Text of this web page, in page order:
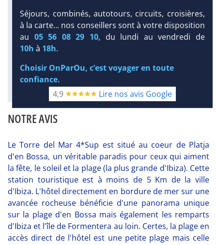
D’INFORMATIONS
DEVIS /
Équipement :
217
Tx :29 % Tx :14 %
2.2 km
Infos golfs :
Distance depuis l'hôtel : 13 km
NOTRE AVIS
Le Torre del Mar 4*Sup est situé au coeur de Platja
d'en Bossa, un véritable paradis pour ceux qui aiment
la fête, le soleil et la plage (la plus grande d'Ibiza). Cette
station touristique est à moins de 5 Km de la ville
d'Ibiza. L'hôtel directement en bordure de mer sur une
avancée rocheuse bénéficie d'une panorama unique
sur la plage d'en Bossa mais également les remparts
d'Ibiza et l'île de Formentera au loin. Certes, la plage en
accès direct de l'hôtel est une petite plage mais celle
Séjours, combinés, autotours, circuits, croisières,
à la carte... nos conseillers sont à votre disposition
au 05 56 08 29 10, du lundi au vendredi de
10h à 18h.
Choisir OnParOu, c’est voyager en toute
confiance.
4,9
Lire nos avis Google